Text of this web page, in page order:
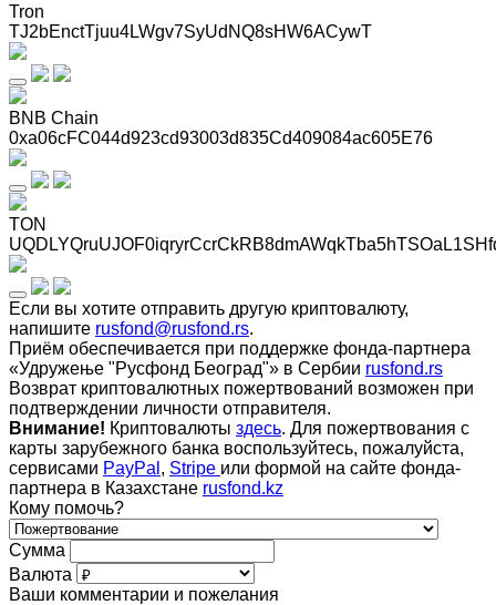
Tron
TJ2bEnctTjuu4LWgv7SyUdNQ8sHW6ACywT
BNB Chain
0xa06cFC044d923cd93003d835Cd409084ac605E76
TON
Если вы хотите отправить другую криптовалюту,
напишите rusfond@rusfond.rs.
Приём обеспечивается при поддержке фонда-партнера
«Удружење "Русфонд Београд"» в Сербии rusfond.rs
Возврат криптовалютных пожертвований возможен при
подтверждении личности отправителя.
Внимание! Криптовалюты здесь. Для пожертвования с
карты зарубежного банка воспользуйтесь, пожалуйста,
сервисами PayPal , Stripe или формой на сайте фонда-
партнера в Казахстане rusfond.kz
Кому помочь?
Сумма
Валюта
Ваши комментарии и пожелания